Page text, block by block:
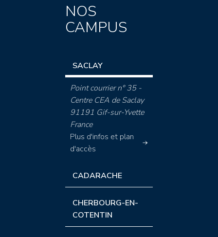
NOS
CAMPUS
SACLAY
Point courrier n° 35 -
Centre CEA de Saclay
91191 Gif-sur-Yvette
France
Plus d'infos et plan
d'accès
CADARACHE
CHERBOURG-EN-
COTENTIN